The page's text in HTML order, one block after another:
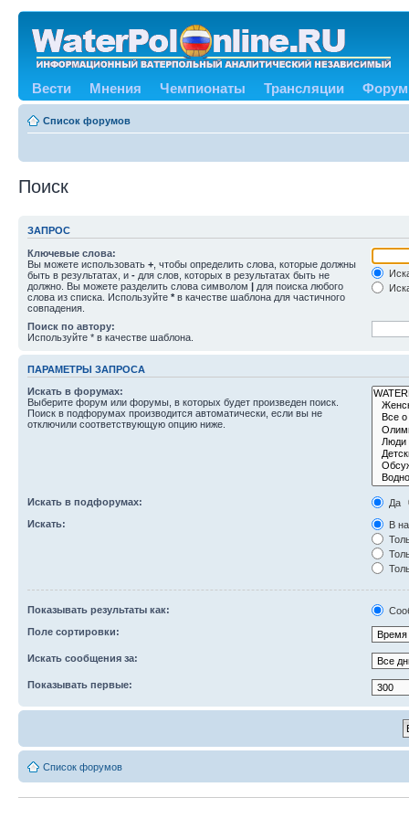
Вести Мнения Чемпионаты Трансляции Форум
Список форумов
Поиск
ЗАПРОС
Ключевые слова:
Вы можете использовать + , чтобы определить слова, которые должны
быть в результатах, и - для слов, которых в результатах быть не
должно. Вы можете разделить слова символом | для поиска любого
слова из списка. Используйте * в качестве шаблона для частичного
совпадения.
Поиск по автору:
Используйте * в качестве шаблона.
ПАРАМЕТРЫ ЗАПРОСА
Искать в форумах:
Выберите форум или форумы, в которых будет произведен поиск.
Поиск в подфорумах производится автоматически, если вы не
отключили соответствующую опцию ниже.
Искать в подфорумах:
Да
Искать:
В
Показывать результаты как:
Поле сортировки:
Искать сообщения за:
Показывать первые:
Список форумов